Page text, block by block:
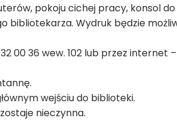
pokoju cichej pracy, konsol
bibliotekarza. Wydruk będzie
00 36 wew. 102 lub przez
wejściu do biblioteki.
nieczynna.